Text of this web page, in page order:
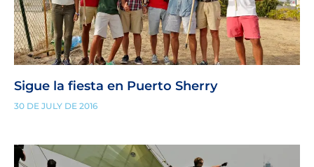
Sigue la fiesta en Puerto Sherry
30 DE JULY DE 2016